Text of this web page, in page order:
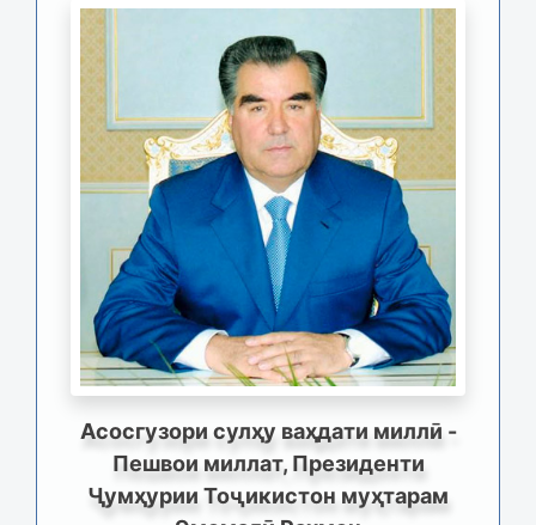
Асосгузори сулҳу ваҳдати миллӣ -
Пешвои миллат, Президенти
Ҷумҳурии Тоҷикистон муҳтарам